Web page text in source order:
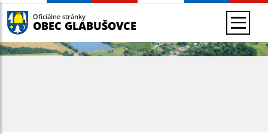
Oficiálne stránky
OBEC GLABUŠOVCE